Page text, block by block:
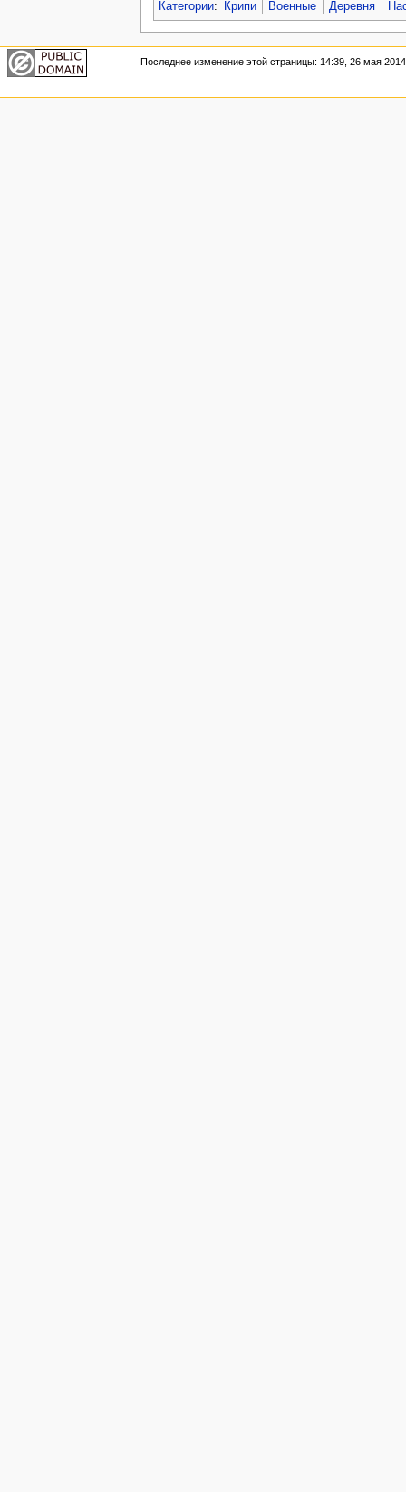
Категории: Крипи Военные Деревня
Последнее изменение этой страницы: 14:39, 26 мая